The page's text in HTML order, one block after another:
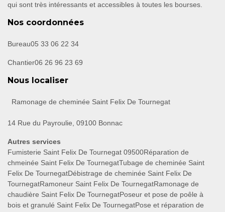
qui sont très intéressants et accessibles à toutes les bourses.
Nos coordonnées
Bureau05 33 06 22 34
Chantier06 26 96 23 69
Nous localiser
Ramonage de cheminée Saint Felix De Tournegat
14 Rue du Payroulie, 09100 Bonnac
Autres services
Fumisterie Saint Felix De Tournegat 09500Réparation de
chmeinée Saint Felix De TournegatTubage de cheminée Saint
Felix De TournegatDébistrage de cheminée Saint Felix De
TournegatRamoneur Saint Felix De TournegatRamonage de
chaudière Saint Felix De TournegatPoseur et pose de poêle à
bois et granulé Saint Felix De TournegatPose et réparation de